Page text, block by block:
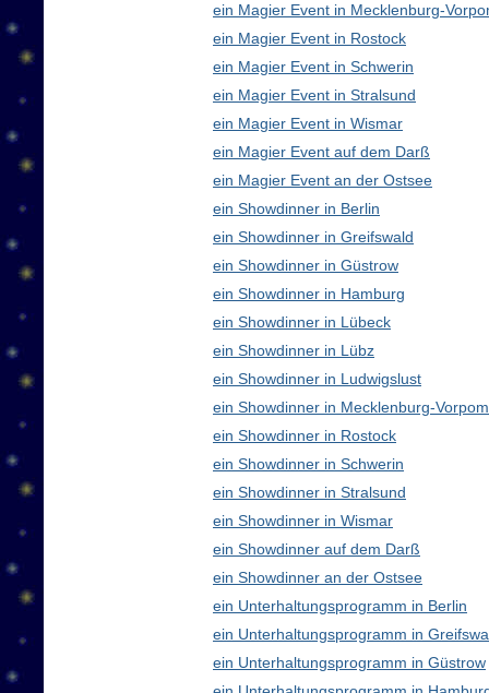
ein Magier Event in Mecklenburg-
ein Magier Event in Rostock
ein Magier Event in Schwerin
ein Magier Event in Stralsund
ein Magier Event in Wismar
ein Magier Event auf dem Darß
ein Magier Event an der Ostsee
ein Showdinner in Berlin
ein Showdinner in Greifswald
ein Showdinner in Güstrow
ein Showdinner in Hamburg
ein Showdinner in Lübeck
ein Showdinner in Lübz
ein Showdinner in Ludwigslust
ein Showdinner in Mecklenburg-
ein Showdinner in Rostock
ein Showdinner in Schwerin
ein Showdinner in Stralsund
ein Showdinner in Wismar
ein Showdinner auf dem Darß
ein Showdinner an der Ostsee
ein Unterhaltungsprogramm in Berlin
ein Unterhaltungsprogramm in
ein Unterhaltungsprogramm in Güstrow